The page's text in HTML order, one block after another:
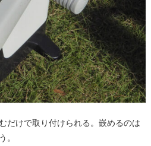
だけで取り付けられる。嵌めるのは
。